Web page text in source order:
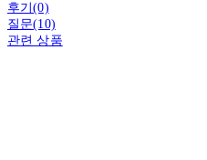
후기(0)
질문(10)
관련 상품